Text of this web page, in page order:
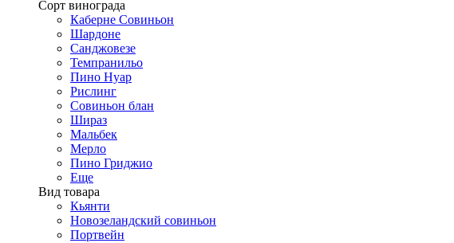
Сорт винограда
Каберне Совиньон
Шардоне
Санджовезе
Темпранильо
Пино Нуар
Рислинг
Совиньон блан
Шираз
Мальбек
Мерло
Пино Гриджио
Еще
Вид товара
Кьянти
Новозеландский совиньон
Портвейн